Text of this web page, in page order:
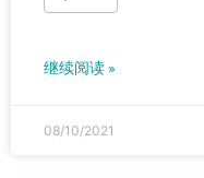
继续阅读 »
08/10/2021